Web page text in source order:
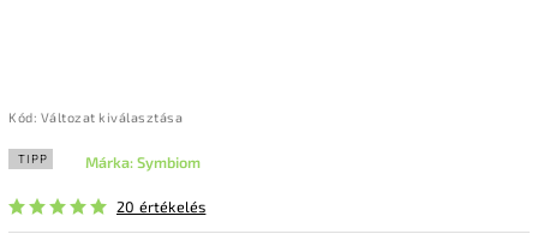
Kód: Változat kiválasztása
TIPP
20 értékelés
Márka:Symbiom